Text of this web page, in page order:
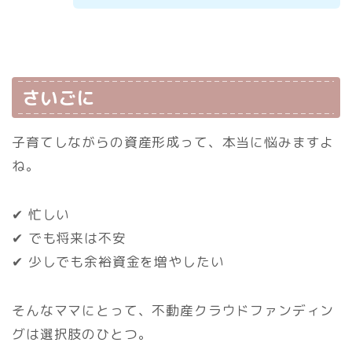
さいごに
子育てしながらの資産形成って、本当に悩みますよ
ね。
✔ 忙しい
✔ でも将来は不安
✔ 少しでも余裕資金を増やしたい
そんなママにとって、不動産クラウドファンディン
グは選択肢のひとつ。